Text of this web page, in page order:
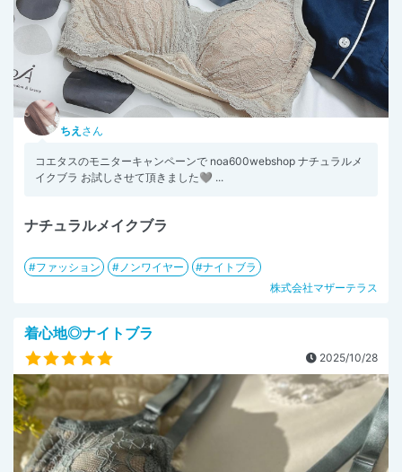
ちえ さん
コエタスのモニターキャンペーンで noa600webshop ナチュラルメ
イクブラ お試しさせて頂きました🩶 ...
ナチュラルメイクブラ
ファッション ノンワイヤー
ナイトブラ
株式会社マザーテラス
着心地◎ナイトブラ
2025/10/28